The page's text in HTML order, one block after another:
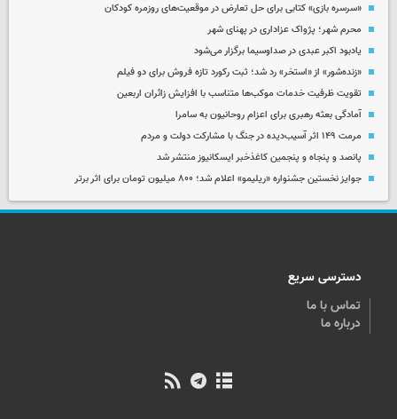
«سرسره بازی» کتابی برای حل تعارض در موقعیت‌های روزمره کودکان
محرم شهر؛ پژواک عزاداری در پهنای شهر
یادبود اکبر عبدی در صداوسیما برگزار می‌شود
«زنده‌شور» از «استخر» رد شد؛ ثبت رکورد تازه فروش برای دو فیلم
تقویت ظرفیت خدمات موکب‌ها متناسب با افزایش زائران اربعین
آمادگی بعثه رهبری برای اعزام روحانیون به سامرا
مرمت ۱۴۹ اثر آسیب‌دیده در جنگ با مشارکت دولت و مردم
پانصد و پنجاه و پنجمین کاغذخبر ایسکانیوز منتشر شد
جوایز نخستین جشنواره «ریلیمو» اعلام شد؛ ۸۰۰ میلیون تومان برای اثر برتر
دسترسی سریع
تماس با ما
درباره ما